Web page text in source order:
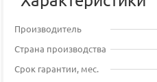
Производитель
Страна производства
Срок гарантии, мес.